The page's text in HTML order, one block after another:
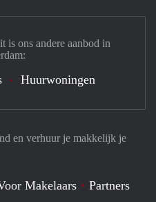
en verhuur je makkelijk je
Makelaars Partners
is ons andere aanbod in
Huurwoningen